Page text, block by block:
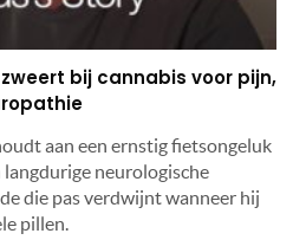
bij cannabis voor pijn,
aan een ernstig fietsongeluk
langdurige neurologische
die pas verdwijnt wanneer hij
pillen.